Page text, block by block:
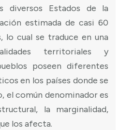
diversos Estados de la
estimada de casi 60
lo cual se traduce en una
territoriales y
poseen diferentes
en los países donde se
el común denominador es
la marginalidad,
los afecta.